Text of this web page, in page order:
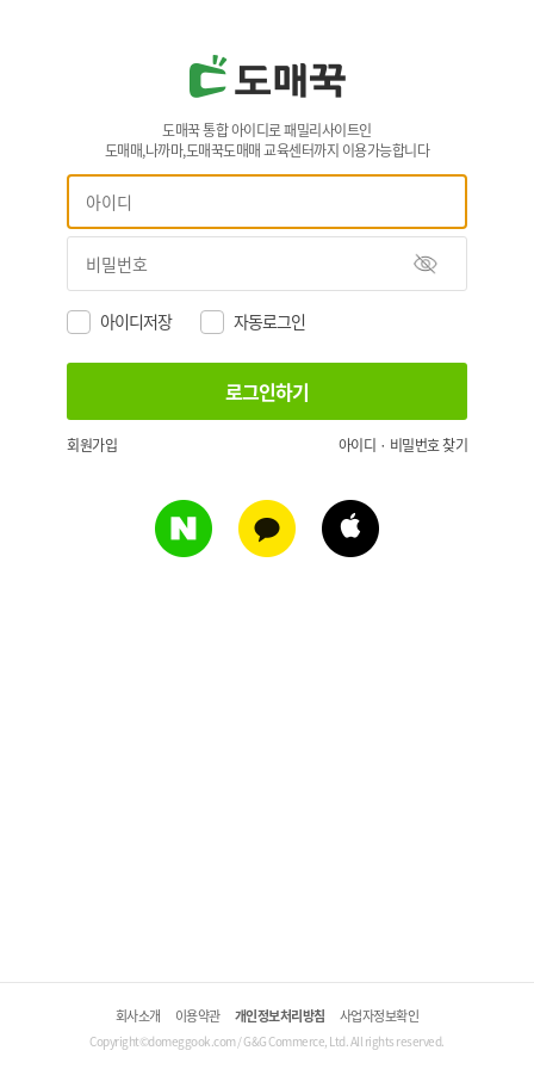
도매꾹 통합 아이디로 패밀리사이트인
도매매,나까마,도매꾹도매매 교육센터까지 이용가능합니다
아이디저장 자동로그인
회원가입 아이디 · 비밀번호 찾기
회사소개 이용약관 개인정보처리방침 사업자정보확인
Copyright©domeggook.com / G&G Commerce, Ltd. All rights reserved.